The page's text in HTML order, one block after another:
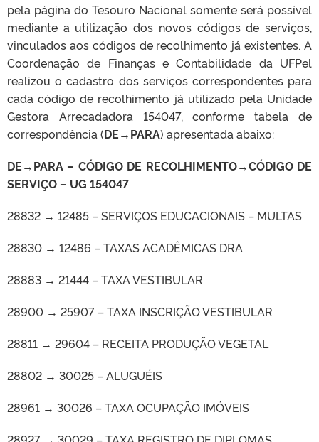
pela página do Tesouro Nacional somente será possível
mediante a utilização dos novos códigos de serviços,
vinculados aos códigos de recolhimento já existentes. A
Coordenação de Finanças e Contabilidade da UFPel
realizou o cadastro dos serviços correspondentes para
cada código de recolhimento já utilizado pela Unidade
Gestora Arrecadadora 154047, conforme tabela de
correspondência (DE→PARA) apresentada abaixo:
DE→PARA – CÓDIGO DE RECOLHIMENTO→CÓDIGO DE
SERVIÇO – UG 154047
28832 → 12485 – SERVIÇOS EDUCACIONAIS – MULTAS
28830 → 12486 – TAXAS ACADÊMICAS DRA
28883 → 21444 – TAXA VESTIBULAR
28900 → 25907 – TAXA INSCRIÇÃO VESTIBULAR
28811 → 29604 – RECEITA PRODUÇÃO VEGETAL
28802 → 30025 – ALUGUÉIS
28961 → 30026 – TAXA OCUPAÇÃO IMÓVEIS